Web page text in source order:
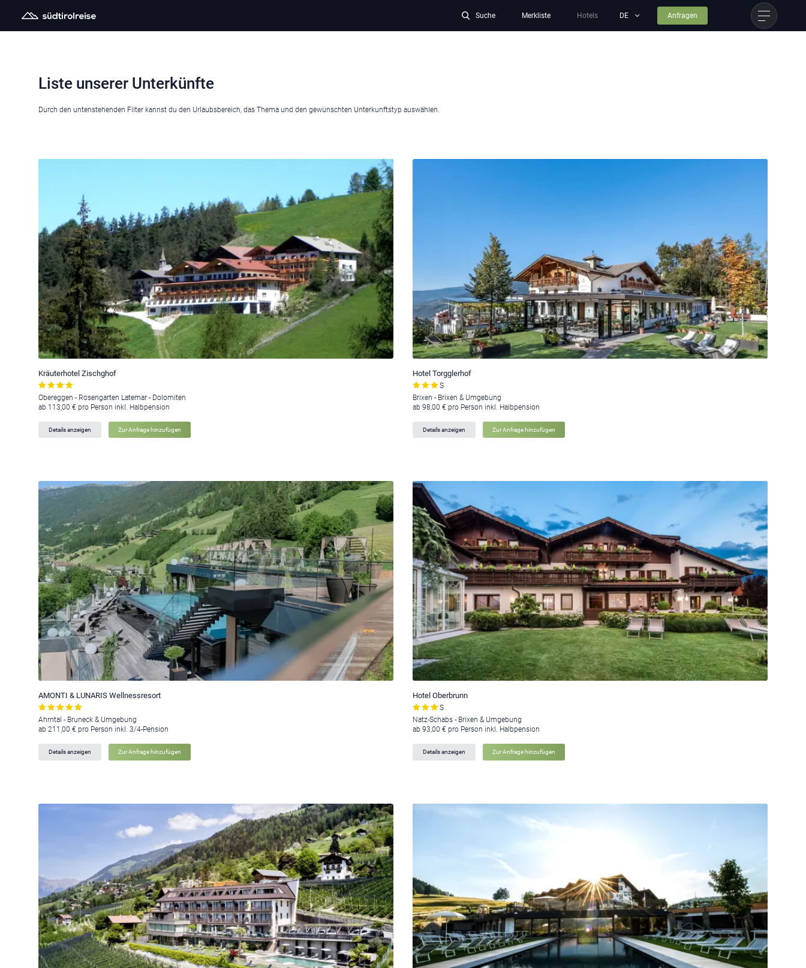
Suche Merkliste Hotels Anfragen
Liste unserer Unterkünfte
Durch den untenstehenden Filter kannst du den Urlaubsbereich, das Thema und den gewünschten Unterkunftstyp auswählen.
Kräuterhotel Zischghof
Obereggen - Rosengarten Latemar - Dolomiten
ab 113,00 € pro Person inkl. Halbpension
Details anzeigen Zur Anfrage hinzufügen
Hotel Torgglerhof
S
Brixen - Brixen & Umgebung
ab 98,00 € pro Person inkl. Halbpension
Details anzeigen Zur Anfrage hinzufügen
AMONTI & LUNARIS Wellnessresort
Ahrntal - Bruneck & Umgebung
ab 211,00 € pro Person inkl. 3/4-Pension
Details anzeigen Zur Anfrage hinzufügen
Hotel Oberbrunn
S
Natz-Schabs - Brixen & Umgebung
ab 93,00 € pro Person inkl. Halbpension
Details anzeigen Zur Anfrage hinzufügen